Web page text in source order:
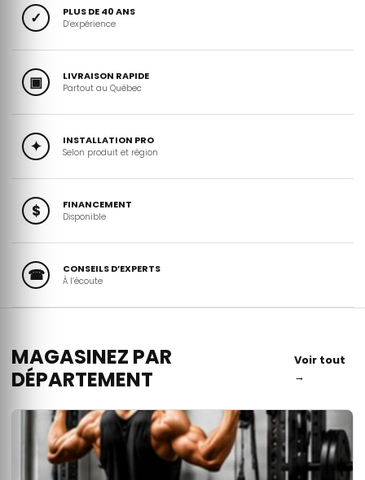
✓ PLUS DE 40 ANS
D’expérience
▣ LIVRAISON RAPIDE
Partout au Québec
✦ INSTALLATION PRO
Selon produit et région
$ FINANCEMENT
Disponible
☎ CONSEILS D’EXPERTS
À l’écoute
MAGASINEZ PAR
DÉPARTEMENT
Voir tout
→